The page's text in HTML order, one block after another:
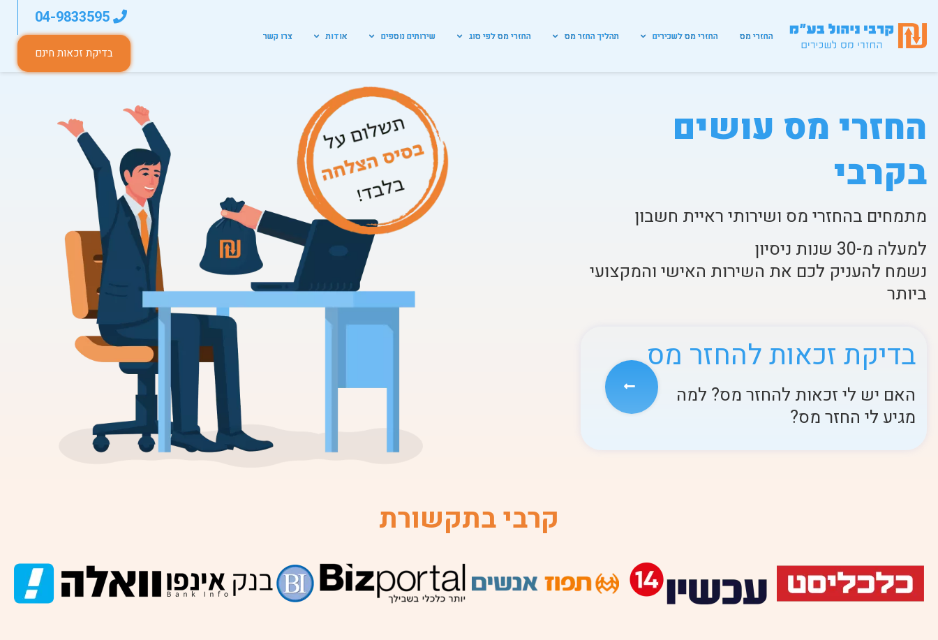
החזרי מס החזרי מס לשכירים תהליך החזר מס החזרי מס לפי סוג שירותים נוספים אודות צרו קשר
04-9833595
בדיקת זכאות חינם
החזרי מס עושים
בקרבי
מתמחים בהחזרי מס ושירותי ראיית חשבון
למעלה מ-30 שנות ניסיון
נשמח להעניק לכם את השירות האישי והמקצועי
ביותר
בדיקת זכאות להחזר מס
האם יש לי זכאות להחזר מס? למה
מגיע לי החזר מס?
קרבי בתקשורת